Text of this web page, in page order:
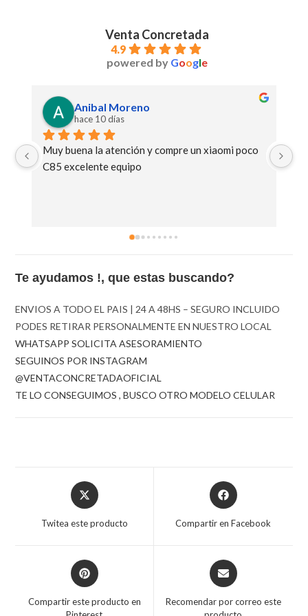
Venta Concretada
4.9
powered by Google
Anibal Moreno
hace 10 días
Muy buena la atención y compre un xiaomi poco
C85 excelente equipo
Te ayudamos !, que estas buscando?
ENVIOS A TODO EL PAIS | 24 A 48HS – SEGURO INCLUIDO
PODES RETIRAR PERSONALMENTE EN NUESTRO LOCAL
WHATSAPP SOLICITA ASESORAMIENTO
SEGUINOS POR INSTAGRAM
@VENTACONCRETADAOFICIAL
TE LO CONSEGUIMOS , BUSCO OTRO MODELO CELULAR
Opens
in
Twitea este producto
Opens
in
Compartir en Facebook
Opens
in
new
Compartir este producto en
Opens
in
new
Recomendar por correo este